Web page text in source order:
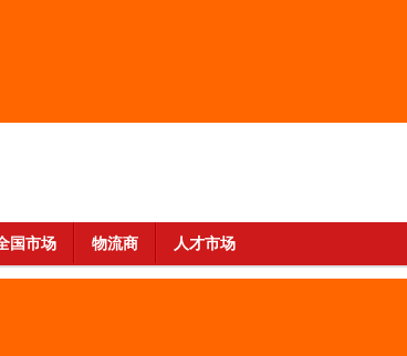
国市场 物流商 人才市场